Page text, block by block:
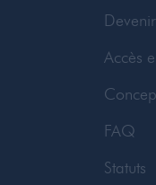
Accès
FAQ
Statuts